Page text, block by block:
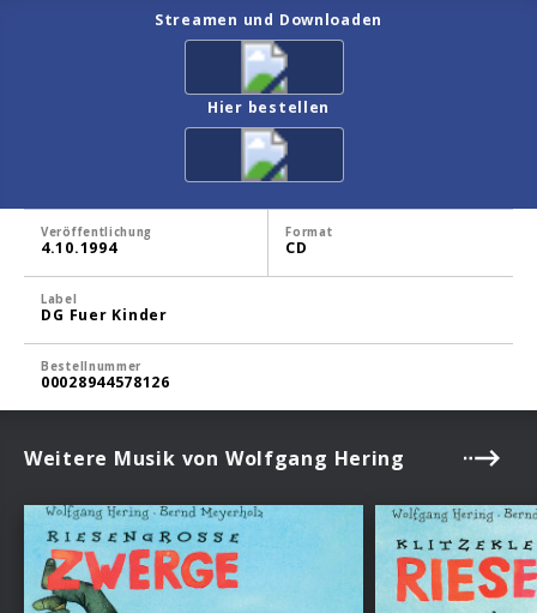
Streamen und Downloaden
Hier bestellen
Veröffentlichung
4.10.1994
Format
CD
Label
DG Fuer Kinder
Bestellnummer
00028944578126
Weitere Musik von Wolfgang Hering